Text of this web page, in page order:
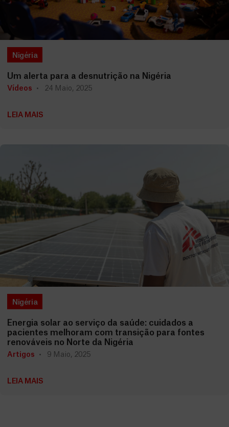
Nigéria
Um alerta para a desnutrição na Nigéria
Vídeos 24 Maio, 2025
LEIA MAIS
Nigéria
Energia solar ao serviço da saúde: cuidados a
pacientes melhoram com transição para fontes
renováveis no Norte da Nigéria
Artigos 9 Maio, 2025
LEIA MAIS